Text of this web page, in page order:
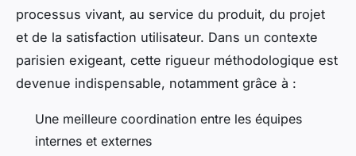
processus vivant, au service du produit, du projet
et de la satisfaction utilisateur. Dans un contexte
parisien exigeant, cette rigueur méthodologique est
devenue indispensable, notamment grâce à :
Une meilleure coordination entre les équipes
internes et externes